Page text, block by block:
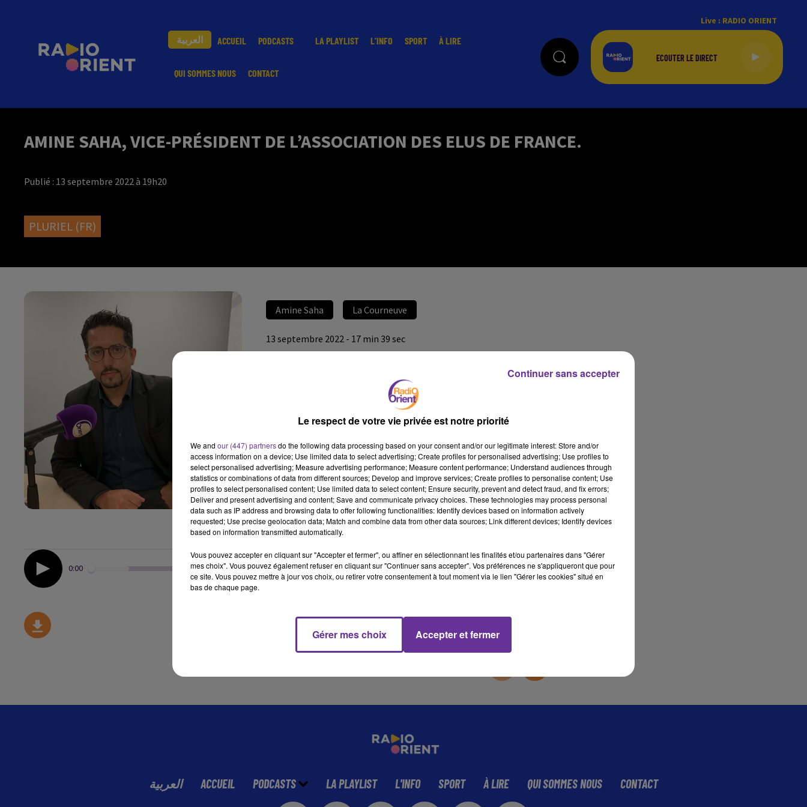
العربية ACCUEIL PODCASTS LA PLAYLIST L'INFO SPORT À LIRE
QUI SOMMES NOUS CONTACT
Live : RADIO ORIENT
AMINE SAHA, VICE-PRÉSIDENT DE L’ASSOCIATION DES ELUS DE FRANCE.
Publié : 13 septembre 2022 à 19h20
PLURIEL (FR)
Amine Saha La Courneuve
13 septembre 2022 - 17 min 39 sec
PLURIEL, le rendez-vous politique du mardi 13 septembre 2022
indépendant à La Courneuve, vice-président de l’Association des
Elus de France.
Emission présentée par Loïc Barrière
0:00 17 min 39 sec
العربية ACCUEIL PODCASTS LA PLAYLIST L'INFO SPORT À LIRE QUI SOMMES NOUS CONTACT
Le respect de votre vie privée est notre priorité
We and our (447) partnersdo the following data processing based on your consent and/or our legitimate interest: Store and/or
access information on a device; Use limited data to select advertising; Create profiles for personalised advertising; Use profiles to
select personalised advertising; Measure advertising performance; Measure content performance; Understand audiences through
statistics or combinations of data from different sources; Develop and improve services; Create profiles to personalise content; Use
profiles to select personalised content; Use limited data to select content; Ensure security, prevent and detect fraud, and fix errors;
Deliver and present advertising and content; Save and communicate privacy choices. These technologies may process personal
data such as IP address and browsing data to offer following functionalities: Identify devices based on information actively
requested; Use precise geolocation data; Match and combine data from other data sources; Link different devices; Identify devices
based on information transmitted automatically.
Vous pouvez accepter en cliquant sur "Accepter et fermer", ou affiner en sélectionnant les finalités et/ou partenaires dans "Gérer
mes choix". Vous pouvez également refuser en cliquant sur "Continuer sans accepter". Vos préférences ne s'appliqueront que pour
ce site. Vous pouvez mettre à jour vos choix, ou retirer votre consentement à tout moment via le lien "Gérer les cookies" situé en
bas de chaque page.
Gérer mes choix Accepter et fermer
Continuer sans accepter